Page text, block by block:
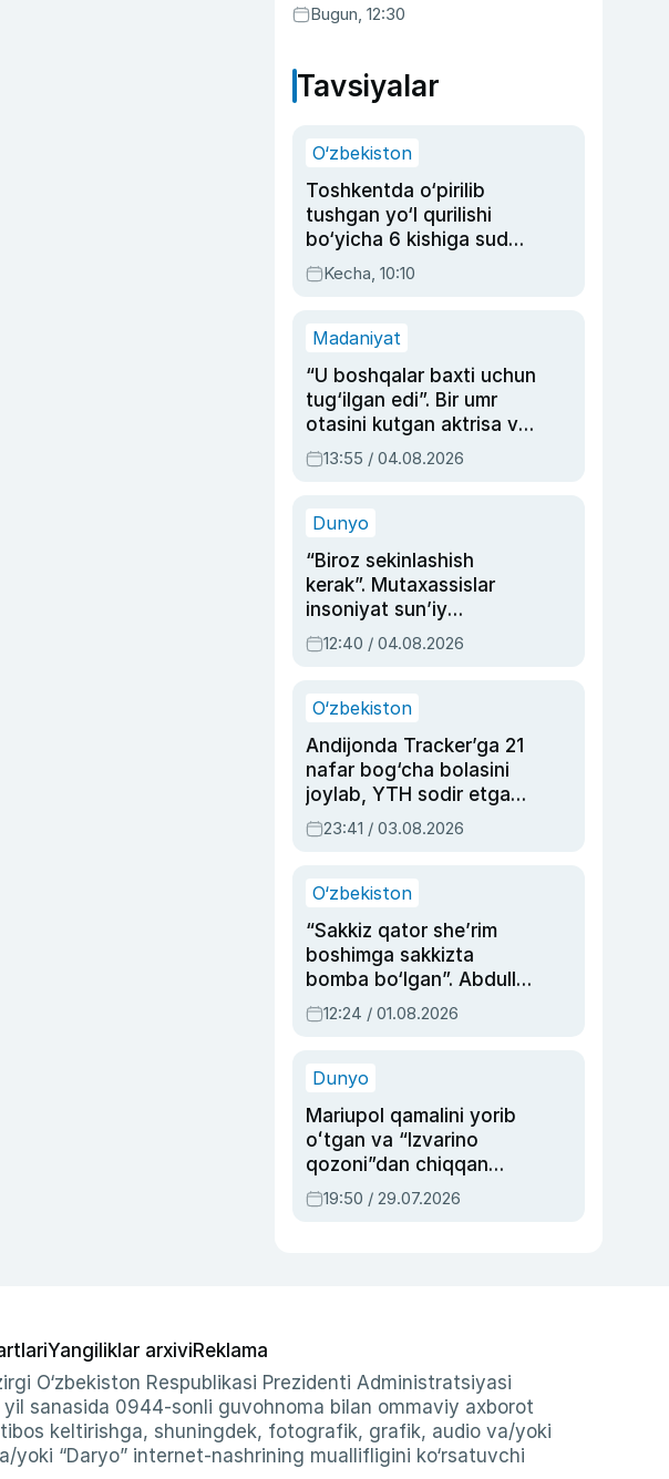
Bugun, 12:30
Tavsiyalar
O‘zbekiston
Toshkentda o‘pirilib
tushgan yo‘l qurilishi
bo‘yicha 6 kishiga sud
hukmi o‘qildi
Kecha, 10:10
Madaniyat
“U boshqalar baxti uchun
tug‘ilgan edi”. Bir umr
otasini kutgan aktrisa va
dublyaj ustasi Rimma
Ahmedovaning
13:55 / 04.08.2026
Dunyo
“Biroz sekinlashish
kerak”. Mutaxassislar
insoniyat sun’iy
intellektni boshqara
olmay qolishidan xavotir
12:40 / 04.08.2026
O‘zbekiston
Andijonda Tracker’ga 21
nafar bog‘cha bolasini
joylab, YTH sodir etgan
ayolga sud hukmi o‘qildi
23:41 / 03.08.2026
O‘zbekiston
“Sakkiz qator she’rim
boshimga sakkizta
bomba bo‘lgan”. Abdulla
Oripovni siyosiy
ayblovlardan asrab
12:24 / 01.08.2026
Dunyo
Mariupol qamalini yorib
oʻtgan va “Izvarino
qozoni”dan chiqqan
qahramon — Ukraina
armiyasi bosh
19:50 / 29.07.2026
Yangiliklar arxiviReklama
O‘zbekiston Respublikasi Prezidenti Administratsiyasi
sanasida 0944-sonli guvohnoma bilan ommaviy axborot
keltirishga, shuningdek, fotografik, grafik, audio va/yoki
“Daryo” internet-nashrining muallifligini ko‘rsatuvchi